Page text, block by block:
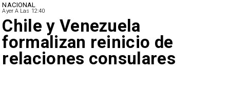
NACIONAL
Ayer A Las 12:40
Feriantes rechazan dichos
de Camila Flores sobre
Fabiola Campillai